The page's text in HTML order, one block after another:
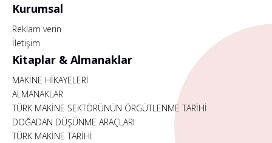
Kurumsal
Reklam verin
İletişim
Kitaplar & Almanaklar
MAKİNE HİKAYELERİ
ALMANAKLAR
TÜRK MAKİNE SEKTÖRÜNÜN ÖRGÜTLENME TARİHİ
DOĞADAN DÜŞÜNME ARAÇLARI
TÜRK MAKİNE TARİHİ